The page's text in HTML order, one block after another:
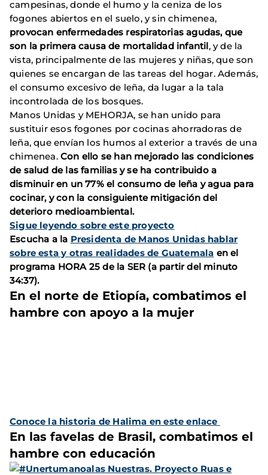
campesinas, donde el humo y la ceniza de los
fogones abiertos en el suelo, y sin chimenea,
provocan enfermedades respiratorias agudas, que
son la primera causa de mortalidad infantil, y de la
vista, principalmente de las mujeres y niñas, que son
quienes se encargan de las tareas del hogar. Además,
el consumo excesivo de leña, da lugar a la tala
incontrolada de los bosques.
Manos Unidas y MEHORJA, se han unido para
sustituir esos fogones por cocinas ahorradoras de
leña, que envían los humos al exterior a través de una
chimenea. Con ello se han mejorado las condiciones
de salud de las familias y se ha contribuido a
disminuir en un 77% el consumo de leña y agua para
cocinar, y con la consiguiente mitigación del
deterioro medioambiental.
Sigue leyendo sobre este proyecto
Escucha a la Presidenta de Manos Unidas hablar
sobre esta y otras realidades de Guatemala en el
programa HORA 25 de la SER (a partir del minuto
34:37).
En el norte de Etiopía, combatimos el
hambre con apoyo a la mujer
Conoce la historia de Halima en este enlace
En las favelas de Brasil, combatimos el
hambre con educación